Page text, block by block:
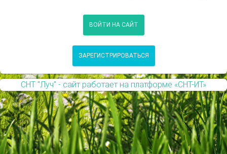
ВОЙТИ НА САЙТ
ЗАРЕГИСТРИРОВАТЬСЯ
СНТ "Луч" - сайт работает на платформе «СНТ-ИТ»